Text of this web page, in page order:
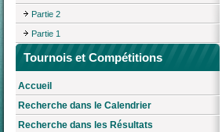
Partie 2
Partie 1
Tournois et Compétitions
Accueil
Recherche dans le Calendrier
Recherche dans les Résultats